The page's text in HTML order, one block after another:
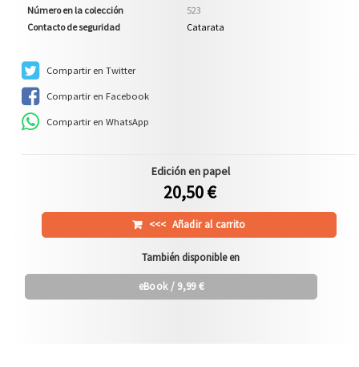
Número en la colección
523
Contacto de seguridad
Catarata
Compartir en Twitter
Compartir en Facebook
Compartir en WhatsApp
Edición en papel
20,50 €
<<< Añadir al carrito
También disponible en
eBook/ 9,99 €